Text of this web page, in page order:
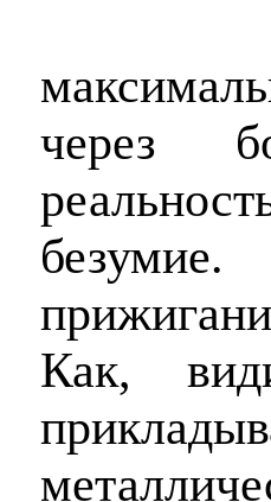
через
Как,